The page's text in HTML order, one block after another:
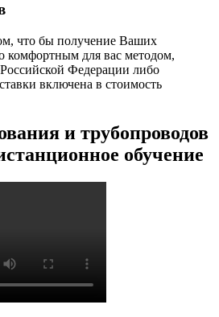
что бы получение Ваших
комфортным для вас методом,
Федерации либо
включена в стоимость
и трубопроводов
обучение